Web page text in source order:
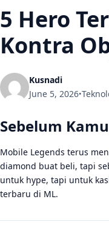
5 Hero
Kontra
Kusnadi
June 5, 2026•
Sebelum
Mobile Legends terus
diamond buat beli, tapi
untuk hype, tapi untuk
terbaru di ML.